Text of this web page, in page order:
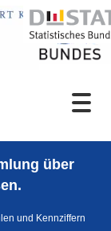
über
und Kennziffern